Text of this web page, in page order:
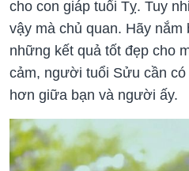
cho con giáp tuổi Tỵ. Tuy
vậy mà chủ quan. Hãy
những kết quả tốt đẹp cho
cảm, người tuổi Sửu cần
hơn giữa bạn và người ấy.